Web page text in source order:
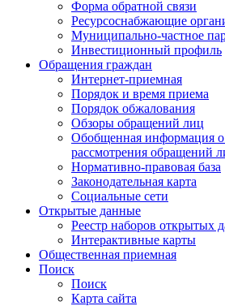
Форма обратной связи
Ресурсоснабжающие
Муниципально-частное
Инвестиционный профиль
Обращения граждан
Интернет-приемная
Порядок и время приема
Порядок обжалования
Обзоры обращений лиц
Обобщенная информация о
рассмотрения обращений
Нормативно-правовая база
Законодательная карта
Социальные сети
Открытые данные
Реестр наборов открытых
Интерактивные карты
Общественная приемная
Поиск
Поиск
Карта сайта